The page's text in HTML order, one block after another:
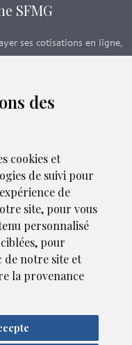
des
cookies et
de suivi pour
de
site, pour vous
personnalisé
pour
de notre site et
la provenance
SFMG
ses cotisations en ligne,
e-learning, présentiels,
n° 2020/89171.2
sociaux